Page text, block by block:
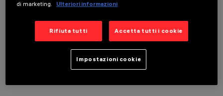
DATI TECNICI
ULTIMO AGGIORNAMENTO: 03/08/2026
di marketing.
Ulteriori informazioni
Rifiuta tutti Accetta tutti i cookie
Impostazioni cookie